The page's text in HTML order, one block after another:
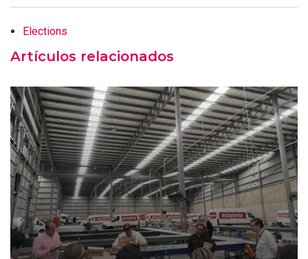
Elections
Artículos relacionados